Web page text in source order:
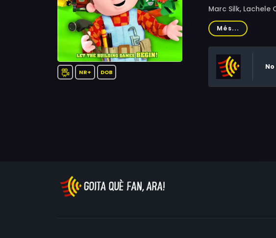
NR+ DOB
Marc Silk, Lachele
Rob Rackstraw
Més...